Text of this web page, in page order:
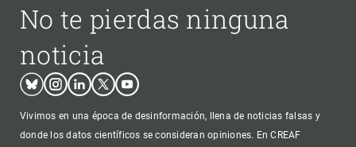
No te pierdas ninguna
noticia
BlueskyInstagram
LinkedinTwitterYoutube
Vivimos en una época de desinformación, llena de noticias falsas y
donde los datos científicos se consideran opiniones. En CREAF